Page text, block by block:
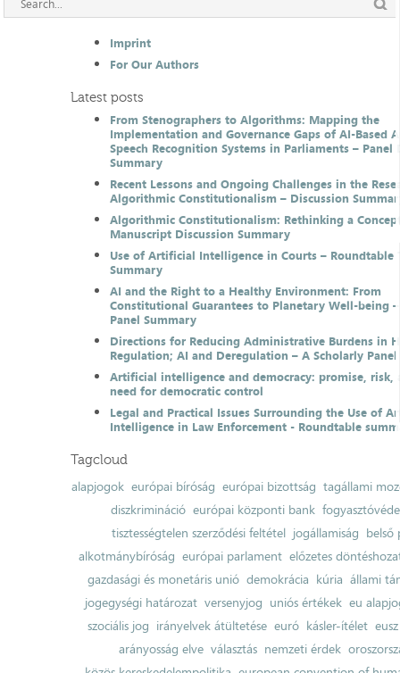
Imprint
For Our Authors
Latest posts
From Stenographers to Algorithms: Mapping the
Implementation and Governance Gaps of AI-Based
Speech Recognition Systems in Parliaments – Panel
Summary
Recent Lessons and Ongoing Challenges in the
Algorithmic Constitutionalism – Discussion
Algorithmic Constitutionalism: Rethinking a
Manuscript Discussion Summary
Use of Artificial Intelligence in Courts – Roundtable
Summary
AI and the Right to a Healthy Environment: From
Constitutional Guarantees to Planetary Well-being
Panel Summary
Directions for Reducing Administrative Burdens in
Regulation; AI and Deregulation – A Scholarly
Artificial intelligence and democracy: promise, risk,
need for democratic control
Legal and Practical Issues Surrounding the Use of
Intelligence in Law Enforcement - Roundtable
Tagcloud
alapjogok európai bíróság európai bizottság tagállami
diszkrimináció európai központi bank
tisztességtelen szerződési feltétel jogállamiság belső
alkotmánybíróság európai parlament előzetes
gazdasági és monetáris unió demokrácia kúria állami
jogegységi határozat versenyjog uniós értékek eu
szociális jog irányelvek átültetése euró kásler-ítélet
arányosság elve választás nemzeti érdek